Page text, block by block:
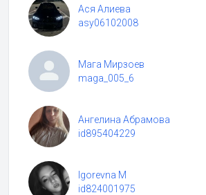
Ася Алиева
asy06102008
Мага Мирзоев
maga_005_6
Ангелина Абрамова
id895404229
Igorevna M
id824001975